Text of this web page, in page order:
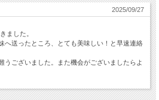
2025/09/27
ました。
へ送ったところ、とても美味しい！と早速連絡
うございました。また機会がございましたらよ